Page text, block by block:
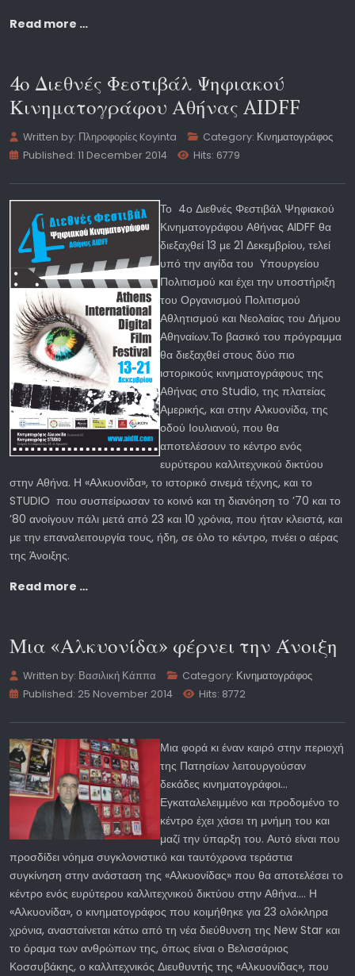
Read more …
4ο Διεθνές Φεστιβάλ Ψηφιακού
Κινηματογράφου Αθήνας AIDFF
Written by: Πληροφορίες Koyinta Category: Κινηματογράφος
Published: 11 December 2014
Hits: 6779
Το 4ο Διεθνές Φεστιβάλ Ψηφιακού
Κινηματογράφου Αθήνας AIDFF θα
διεξαχθεί 13 με 21 Δεκεμβρίου, τελεί
υπό την αιγίδα του Υπουργείου
Πολιτισμού και έχει την υποστήριξη
του Οργανισμού Πολιτισμού
Αθλητισμού και Νεολαίας του Δήμου
Αθηναίων.Το βασικό του πρόγραμμα
θα διεξαχθεί στους δύο πιο
ιστορικούς κινηματογράφους της
Αθήνας στο Studio, της πλατείας
Αμερικής, και στην Αλκυονίδα, της
οδού Ιουλιανού, που θα
αποτελέσουν το κέντρο ενός
ευρύτερου καλλιτεχνικού δικτύου
στην Αθήνα. Η «Αλκυονίδα», το ιστορικό σινεμά τέχνης, και το
STUDIO που συσπείρωσαν το κοινό και τη διανόηση το ’70 και το
’80 ανοίγουν πάλι μετά από 23 και 10 χρόνια, που ήταν κλειστά, και
με την επαναλειτουργία τους, ήδη, σε όλο το κέντρο, πνέει ο αέρας
της Άνοιξης.
Read more …
Μια «Αλκυονίδα» φέρνει την Άνοιξη
Written by: Βασιλική Κάππα Category: Κινηματογράφος
Published: 25 November 2014
Hits: 8772
Μια φορά κι έναν καιρό στην περιοχή
της Πατησίων λειτουργούσαν
δεκάδες κινηματογράφοι…
Εγκαταλελειμμένο και προδομένο το
κέντρο έχει χάσει τη μνήμη του και
μαζί την ύπαρξη του. Αυτό είναι που
προσδίδει νόημα συγκλονιστικό και ταυτόχρονα τεράστια
συγκίνηση στην ανάσταση της «Αλκυονίδας» που θα αποτελέσει το
κέντρο ενός ευρύτερου καλλιτεχνικού δικτύου στην Αθήνα…. Η
«Αλκυονίδα», ο κινηματογράφος που κοιμήθηκε για 23 ολόκληρα
χρόνια, ανασταίνεται κάτω από τη νέα διεύθυνση της New Star και
το όραμα των ανθρώπων της, όπως είναι ο Βελισσάριος
Κοσσυβάκης, ο καλλιτεχνικός Διευθυντής της «Αλκυονίδας», που